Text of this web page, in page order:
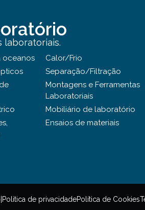
laboratoriais.
oceanos
Calor/Frio
Separação/Filtração
Montagens e Ferramentas
Laboratoriais
Mobiliário de laboratório
Ensaios de materiais
Politica de privacidadePolítica de Cookies